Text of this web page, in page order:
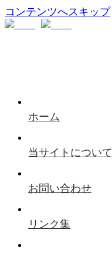
コンテンツへスキップ
ホーム
当サイトについて
お問い合わせ
リンク集